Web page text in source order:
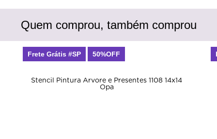
Quem comprou, também comprou
Stencil Pintura Arvore e Presentes 1108 14x14
Opa
Frete Grátis #SP 50%OFF